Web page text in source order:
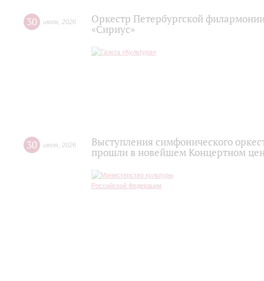
30 июля 2026
Оркестр Петербургской
«Сириус»
30 июля 2026
Выступления симфонического
прошли в новейшем Концертном